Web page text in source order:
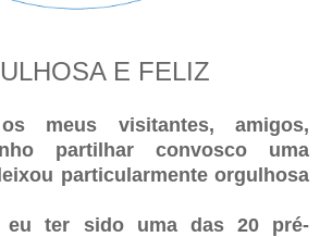
E FELIZ
meus visitantes, amigos,
partilhar convosco uma
particularmente orgulhosa
eu ter sido uma das 20 pré-